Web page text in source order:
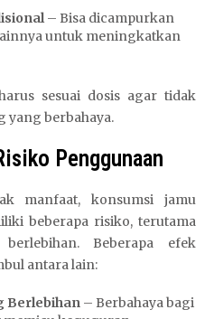
– Bisa dicampurkan
untuk meningkatkan
sesuai dosis agar tidak
yang berbahaya.
Penggunaan
manfaat, konsumsi jamu
beberapa risiko, terutama
Beberapa efek
antara lain:
Berlebihan– Berbahaya bagi